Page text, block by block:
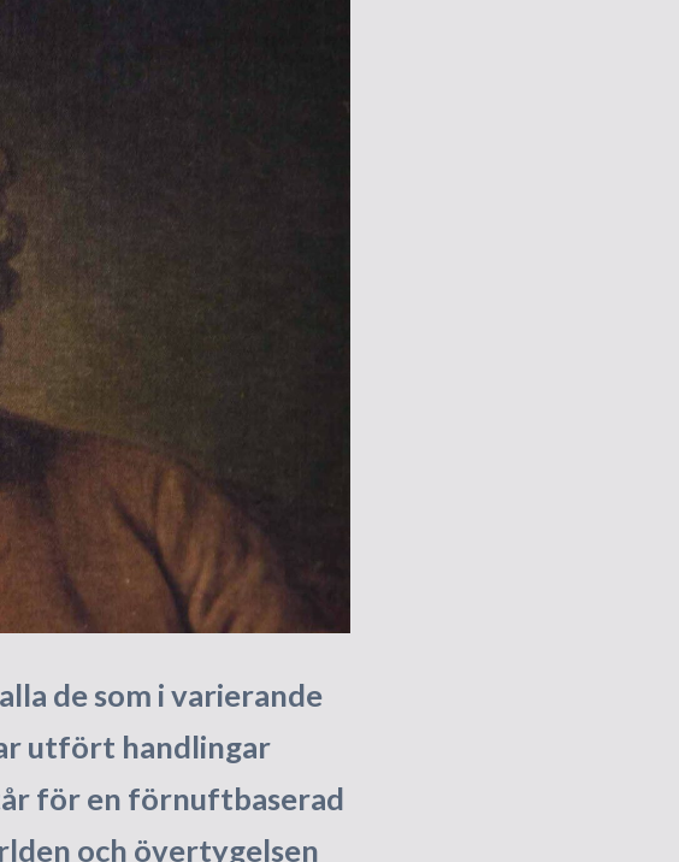
de som i varierande
utfört handlingar
för en förnuftbaserad
och övertygelsen